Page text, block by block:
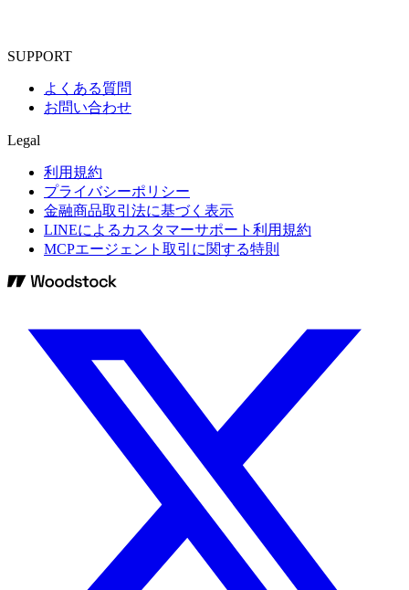
SUPPORT
よくある質問
お問い合わせ
Legal
利用規約
プライバシーポリシー
金融商品取引法に基づく表示
LINEによるカスタマーサポート利用規約
MCPエージェント取引に関する特則